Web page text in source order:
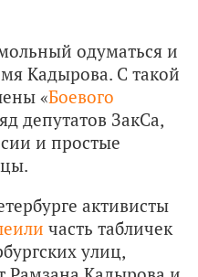
одуматься и
Кадырова. С такой
«Боевого
депутатов ЗакСа,
и простые
активисты
часть табличек
улиц,